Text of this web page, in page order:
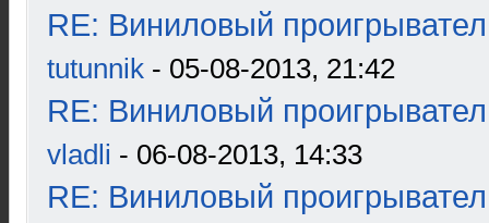
RE: Виниловый
tutunnik - 05-08-2013, 21:42
RE: Виниловый
vladli - 06-08-2013, 14:33
RE: Виниловый